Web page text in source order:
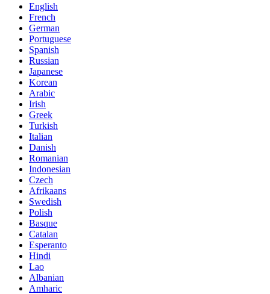
English
French
German
Portuguese
Spanish
Russian
Japanese
Korean
Arabic
Irish
Greek
Turkish
Italian
Danish
Romanian
Indonesian
Czech
Afrikaans
Swedish
Polish
Basque
Catalan
Esperanto
Hindi
Lao
Albanian
Amharic